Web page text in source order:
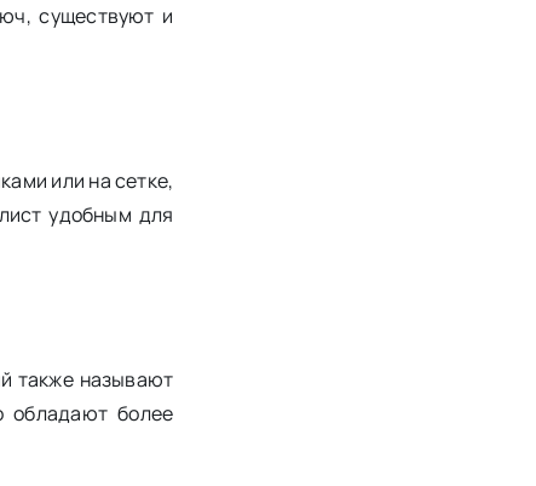
существуют и
или на сетке,
удобным для
также называют
обладают более